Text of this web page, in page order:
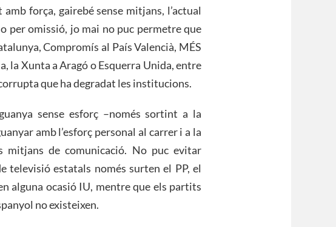
força, gairebé sense mitjans, l’actual
per omissió, jo mai no puc permetre que
Compromís al País Valencià, MÉS
la Xunta a Aragó o Esquerra Unida, entre
que ha degradat les institucions.
sense esforç –només sortint a la
amb l’esforç personal al carrer i a la
mitjans de comunicació. No puc evitar
televisió estatals només surten el PP, el
alguna ocasió IU, mentre que els partits
no existeixen.